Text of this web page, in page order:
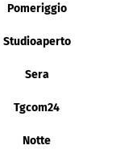
Pomeriggio
Studioaperto
Sera
Tgcom24
Notte